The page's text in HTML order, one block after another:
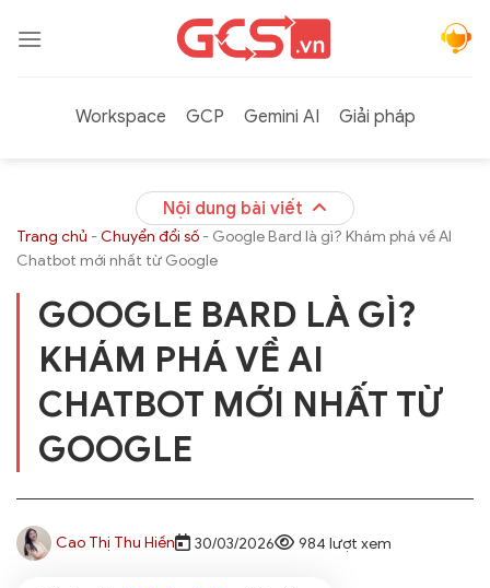
qua
Workspace
GCP Gemini AI Giải pháp
Nội dung bài viết
Trang chủ -Chuyển đổi số - Google Bard là gì? Khám phá về AI
Chatbot mới nhất từ Google
GOOGLE BARD LÀ GÌ?
KHÁM PHÁ VỀ AI
CHATBOT MỚI NHẤT TỪ
GOOGLE
Cao Thị Thu Hiền 30/03/2026 984 lượt xem